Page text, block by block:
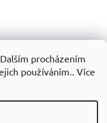
procházením
používáním.. Více